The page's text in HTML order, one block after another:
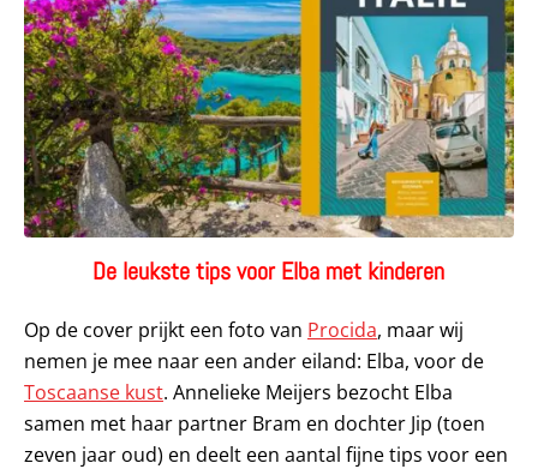
De leukste tips voor Elba met kinderen
Op de cover prijkt een foto van Procida, maar wij
nemen je mee naar een ander eiland: Elba, voor de
Toscaanse kust. Annelieke Meijers bezocht Elba
samen met haar partner Bram en dochter Jip (toen
zeven jaar oud) en deelt een aantal fijne tips voor een